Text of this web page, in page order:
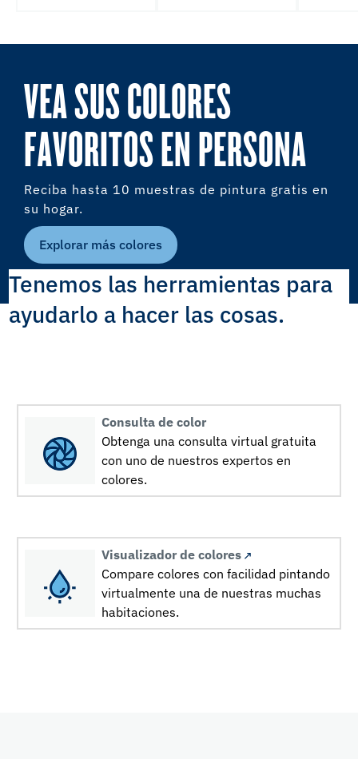
VEA SUS COLORES
FAVORITOS EN PERSONA
Reciba hasta 10 muestras de pintura gratis en
su hogar.
Explorar más colores
Tenemos las herramientas para
ayudarlo a hacer las cosas.
Consulta de color
Obtenga una consulta virtual gratuita
con uno de nuestros expertos en
colores.
Visualizador de colores
Compare colores con facilidad pintando
virtualmente una de nuestras muchas
habitaciones.